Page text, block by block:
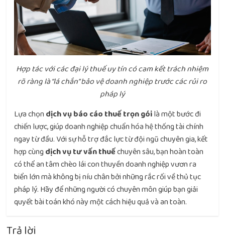
Hợp tác với các đại lý thuế uy tín có cam kết trách nhiệm
rõ ràng là “lá chắn” bảo vệ doanh nghiệp trước các rủi ro
pháp lý
Lựa chọn dịch vụ báo cáo thuế trọn góilà một bước đi
chiến lược, giúp doanh nghiệp chuẩn hóa hệ thống tài chính
ngay từ đầu. Với sự hỗ trợ đắc lực từ đội ngũ chuyên gia, kết
hợp cùngdịch vụ tư vấn thuếchuyên sâu, bạn hoàn toàn
có thể an tâm chèo lái con thuyền doanh nghiệp vươn ra
biển lớn mà không bị níu chân bởi những rắc rối về thủ tục
pháp lý. Hãy để những người có chuyên môn giúp bạn giải
quyết bài toán khó này một cách hiệu quả và an toàn.
Trả lời